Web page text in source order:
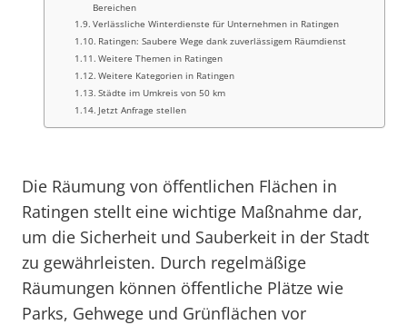
Bereichen
Verlässliche Winterdienste für Unternehmen in Ratingen
Ratingen: Saubere Wege dank zuverlässigem Räumdienst
Weitere Themen in Ratingen
Weitere Kategorien in Ratingen
Städte im Umkreis von 50 km
Jetzt Anfrage stellen
Die Räumung von öffentlichen Flächen in
Ratingen stellt eine wichtige Maßnahme dar,
um die Sicherheit und Sauberkeit in der Stadt
zu gewährleisten. Durch regelmäßige
Räumungen können öffentliche Plätze wie
Parks, Gehwege und Grünflächen vor